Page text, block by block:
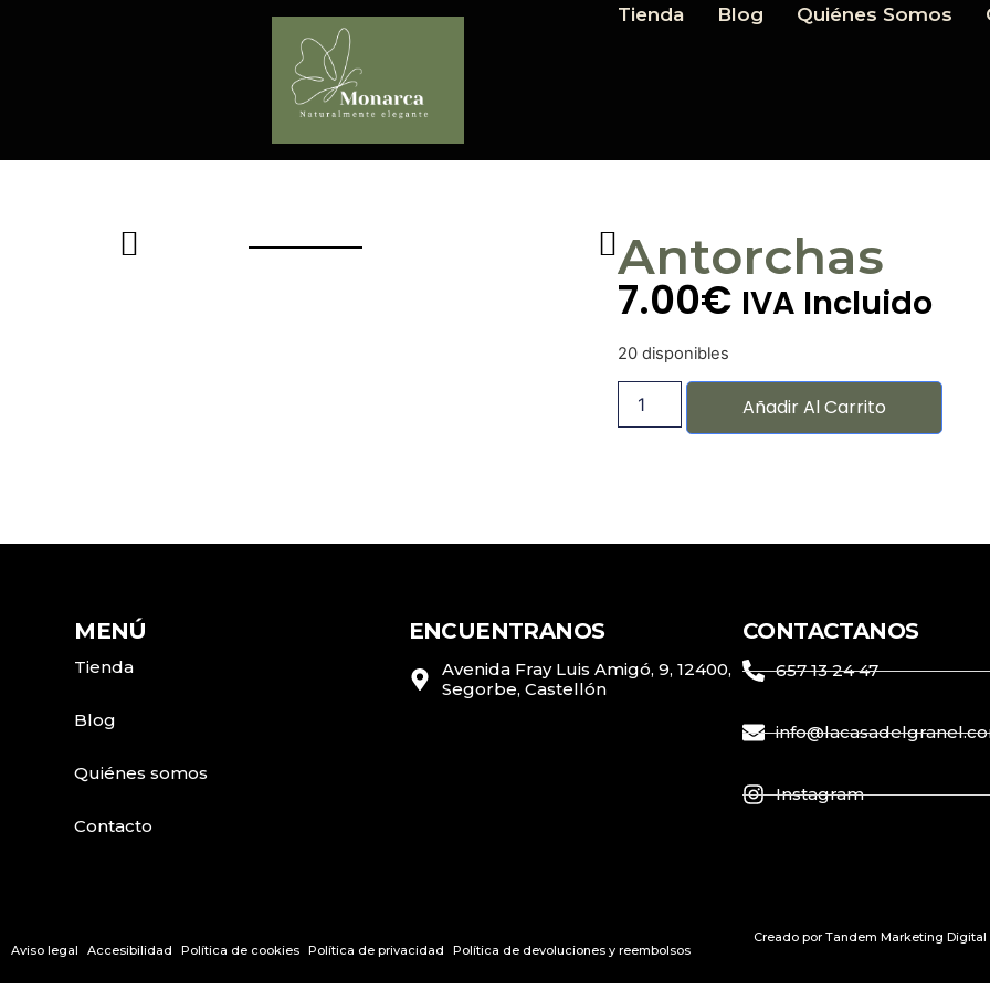
Tienda Blog Quiénes Somos
Antorchas
7.00€ IVA Incluido
20 disponibles
Añadir Al Carrito
MENÚ
Tienda
Blog
Quiénes somos
Contacto
ENCUENTRANOS
Avenida Fray Luis Amigó, 9, 12400,
Segorbe, Castellón
CONTACTANOS
657 13 24 47
Instagram
Aviso legal Accesibilidad Política de cookies Política de privacidad Política de devoluciones y reembolsos
Creado por Tandem Marketing Digital